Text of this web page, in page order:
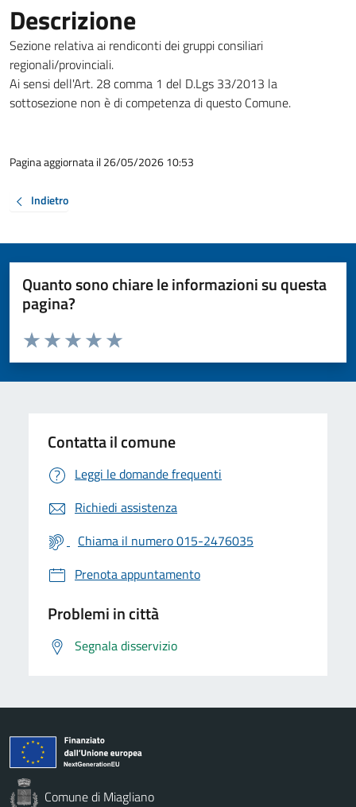
Descrizione
Sezione relativa ai rendiconti dei gruppi consiliari
regionali/provinciali.
Ai sensi dell'Art. 28 comma 1 del D.Lgs 33/2013 la
sottosezione non è di competenza di questo Comune.
Pagina aggiornata il 26/05/2026 10:53
Indietro
Quanto sono chiare le informazioni su questa
pagina?
Valuta da 1 a 5 stelle la pagina
Valuta 5 stelle su 5
Valuta 4 stelle su 5
Valuta 3 stelle su 5
Valuta 2 stelle su 5
Valuta 1 stelle su 5
Contatta il comune
Leggi le domande frequenti
Richiedi assistenza
Chiama il numero 015-2476035
Prenota appuntamento
Problemi in città
Segnala disservizio
Comune di Miagliano